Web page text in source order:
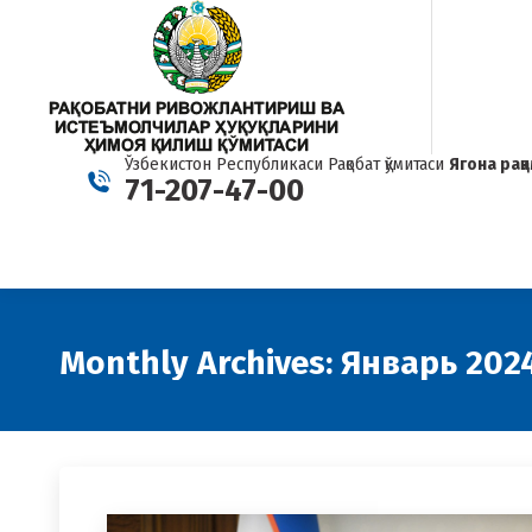
Ўзбекистон Республикаси Рақобат қўмитаси Ягона
71-207-47-00
Monthly Archives: Январь